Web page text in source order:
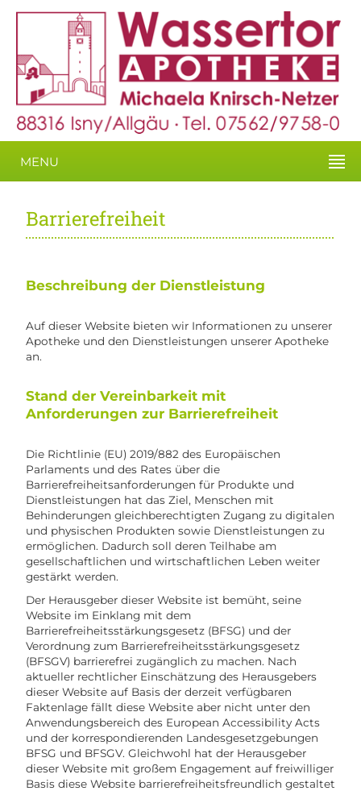
MENU
Barrierefreiheit
Beschreibung der Dienstleistung
Auf dieser Website bieten wir Informationen zu unserer
Apotheke und den Dienstleistungen unserer Apotheke
an.
Stand der Vereinbarkeit mit
Anforderungen zur Barrierefreiheit
Die Richtlinie (EU) 2019/882 des Europäischen
Parlaments und des Rates über die
Barrierefreiheitsanforderungen für Produkte und
Dienstleistungen hat das Ziel, Menschen mit
Behinderungen gleichberechtigten Zugang zu digitalen
und physischen Produkten sowie Dienstleistungen zu
ermöglichen. Dadurch soll deren Teilhabe am
gesellschaftlichen und wirtschaftlichen Leben weiter
gestärkt werden.
Der Herausgeber dieser Website ist bemüht, seine
Website im Einklang mit dem
Barrierefreiheitsstärkungsgesetz (BFSG) und der
Verordnung zum Barrierefreiheitsstärkungsgesetz
(BFSGV) barrierefrei zugänglich zu machen. Nach
aktueller rechtlicher Einschätzung des Herausgebers
dieser Website auf Basis der derzeit verfügbaren
Faktenlage fällt diese Website aber nicht unter den
Anwendungsbereich des European Accessibility Acts
und der korrespondierenden Landesgesetzgebungen
BFSG und BFSGV. Gleichwohl hat der Herausgeber
dieser Website mit großem Engagement auf freiwilliger
Basis diese Website barrierefreiheitsfreundlich gestaltet